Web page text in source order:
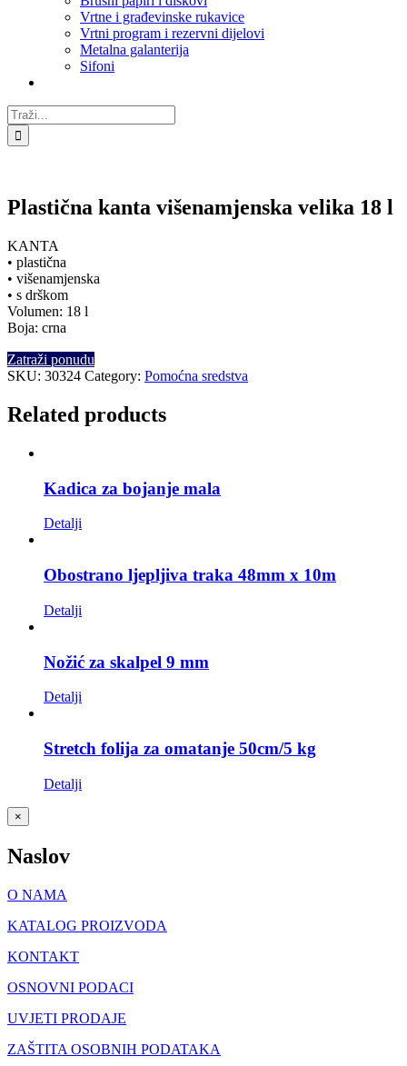
Vrtne i građevinske rukavice
Vrtni program i rezervni dijelovi
Metalna galanterija
Sifoni
Traži...
Plastična kanta višenamjenska velika 18 l
KANTA
• plastična
• višenamjenska
• s drškom
Volumen: 18 l
Boja: crna
Zatraži ponudu
SKU: 30324 Category: Pomoćna sredstva
Related products
Kadica za bojanje mala
Detalji
Obostrano ljepljiva traka 48mm x 10m
Detalji
Nožić za skalpel 9 mm
Detalji
Stretch folija za omatanje 50cm/5 kg
Detalji
Close
product
view
×
Naslov
O NAMA
KATALOG PROIZVODA
KONTAKT
OSNOVNI PODACI
UVJETI PRODAJE
ZAŠTITA OSOBNIH PODATAKA